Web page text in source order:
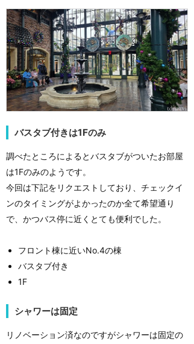
バスタブ付きは1Fのみ
調べたところによるとバスタブがついたお部屋
は1Fのみのようです。
今回は下記をリクエストしており、チェックイ
ンのタイミングがよかったのか全て希望通り
で、かつバス停に近くとても便利でした。
フロント棟に近いNo.4の棟
バスタブ付き
1F
シャワーは固定
リノベーション済なのですがシャワーは固定の